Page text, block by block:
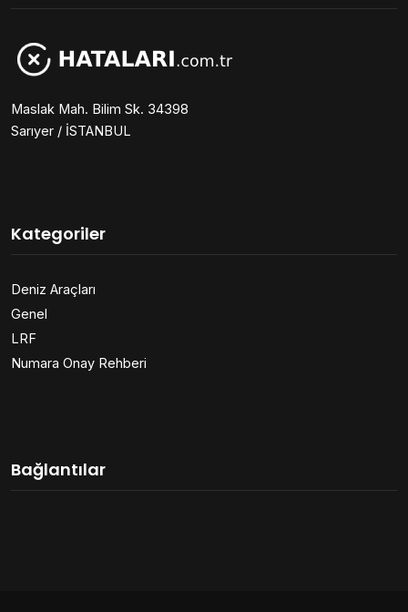
Maslak Mah. Bilim Sk. 34398
Sarıyer / İSTANBUL
Kategoriler
Deniz Araçları
Genel
LRF
Numara Onay Rehberi
Bağlantılar